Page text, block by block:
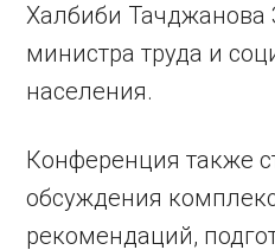
Халбиби Тачджанова
министра труда и
населения.
Конференция также
обсуждения
рекомендаций,